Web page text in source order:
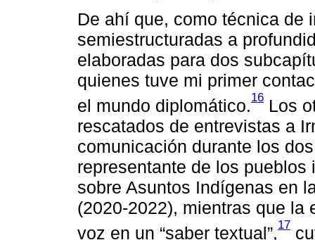
De ahí que, como técnica de
semiestructuradas a
elaboradas para dos
quienes tuve mi primer
el mundo diplomático.16 Los
rescatados de entrevistas a
comunicación durante los
representante de los
sobre Asuntos Indígenas en
(2020-2022), mientras que la
voz en un “saber textual”,17